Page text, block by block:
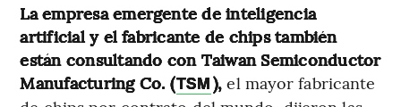
La empresa emergente de inteligencia
artificial y el fabricante de chips también
están consultando con Taiwan Semiconductor
Manufacturing Co. (TSM),el mayor fabricante